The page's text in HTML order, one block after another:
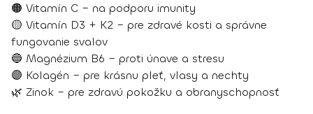
🟠 Vitamín C – na podporu imunity
🟡 Vitamín D3 + K2 – pre zdravé kosti a správne
fungovanie svalov
🔵 Magnézium B6 – proti únave a stresu
🟣 Kolagén – pre krásnu pleť, vlasy a nechty
🌿 Zinok – pre zdravú pokožku a obranyschopnosť